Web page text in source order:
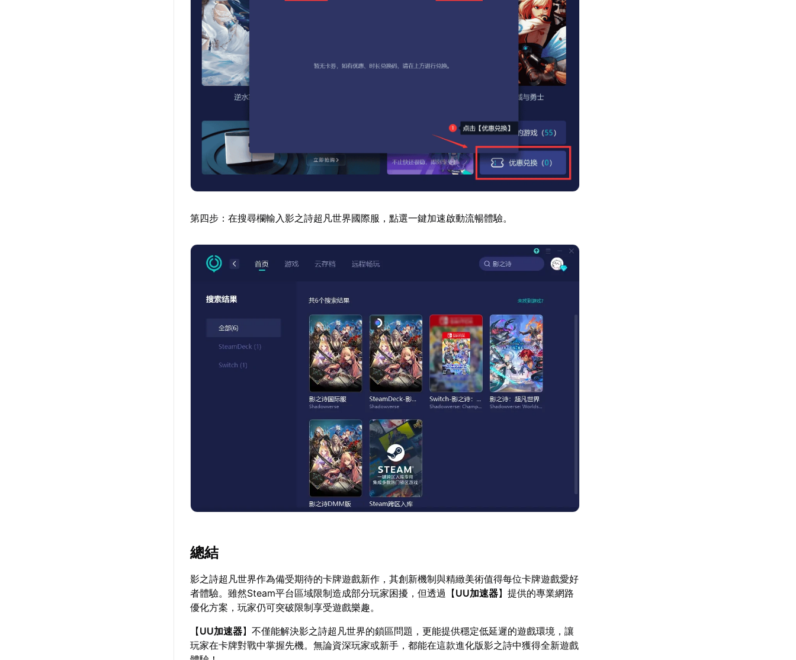
第四步：在搜尋欄輸入影之詩超凡世界國際服，點選一鍵加速啟動流暢體驗。
總結
影之詩超凡世界作為備受期待的卡牌遊戲新作，其創新機制與精緻美術值得每位卡牌遊戲愛好
者體驗。雖然Steam平台區域限制造成部分玩家困擾，但透過【UU加速器】提供的專業網路
優化方案，玩家仍可突破限制享受遊戲樂趣。
【UU加速器】不僅能解決影之詩超凡世界的鎖區問題，更能提供穩定低延遲的遊戲環境，讓
玩家在卡牌對戰中掌握先機。無論資深玩家或新手，都能在這款進化版影之詩中獲得全新遊戲